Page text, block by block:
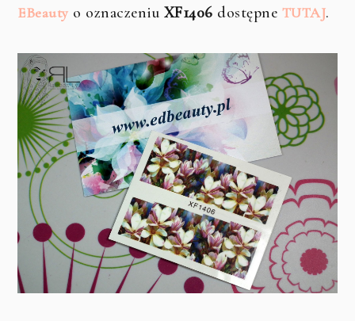
EBeauty o oznaczeniu XF1406 dostępne TUTAJ.